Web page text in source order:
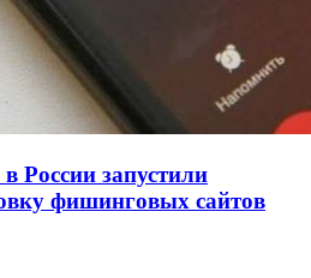
России запустили
фишинговых сайтов